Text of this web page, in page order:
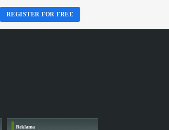
Reklama
REGISTER FOR FREE